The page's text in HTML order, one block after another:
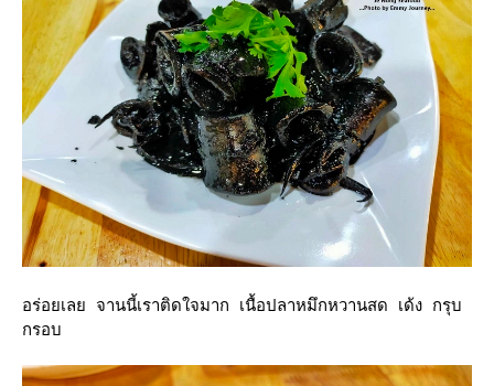
อร่อยเลย จานนี้เราติดใจมาก เนื้อปลาหมึกหวานสด เด้ง กรุบ
กรอบ